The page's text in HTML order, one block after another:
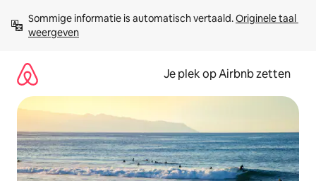
direct
naar
Sommige informatie is automatisch vertaald. Originele taal
weergeven
Je plek op Airbnb zetten